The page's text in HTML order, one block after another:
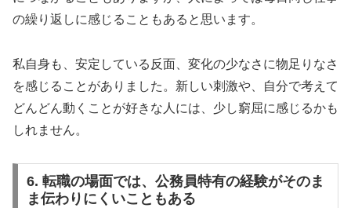
の繰り返しに感じることもあると思います。
私自身も、安定している反面、変化の少なさに物足りなさ
を感じることがありました。新しい刺激や、自分で考えて
どんどん動くことが好きな人には、少し窮屈に感じるかも
しれません。
6. 転職の場面では、公務員特有の経験がそのま
ま伝わりにくいこともある